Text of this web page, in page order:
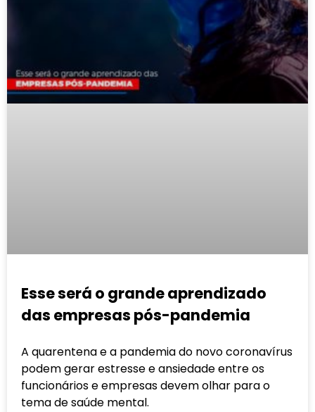
Esse será o grande aprendizado
das empresas pós-pandemia
A quarentena e a pandemia do novo coronavírus
podem gerar estresse e ansiedade entre os
funcionários e empresas devem olhar para o
tema de saúde mental.